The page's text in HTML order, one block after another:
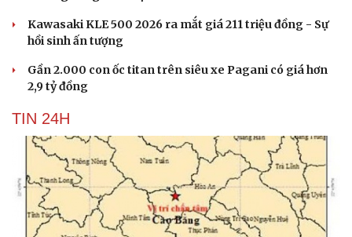
Kawasaki KLE 500 2026 ra mắt giá 211 triệu đồng - Sự
hồi sinh ấn tượng
Gần 2.000 con ốc titan trên siêu xe Pagani có giá hơn
2,9 tỷ đồng
TIN 24H